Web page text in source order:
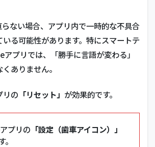
ない場合、アプリ内で一時的な不具合
いる可能性があります。特にスマートテ
アプリでは、「勝手に言語が変わる」
ありません。
リの 「リセット」 が効果的です。
プリの 「設定（歯車アイコン）」